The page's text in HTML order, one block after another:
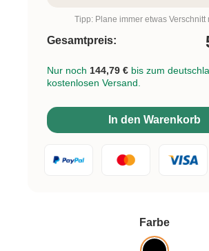
Farbe
Tipp: Plane immer etwas Verschnitt
Gesamtpreis:
Nur noch 144,79 € bis zum
kostenlosen Versand.
In den Warenkorb